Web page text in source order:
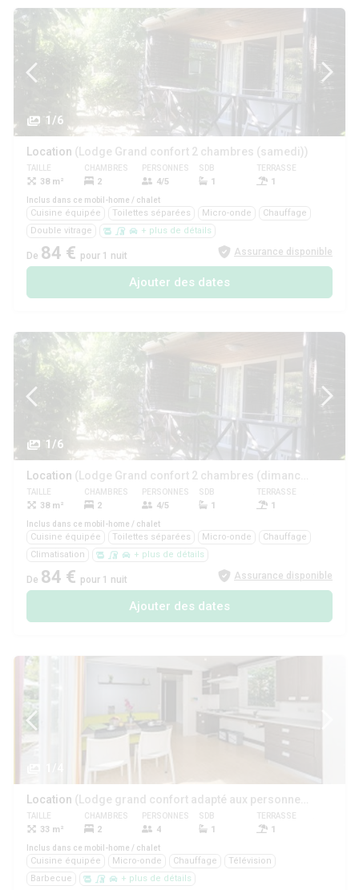
1/6
Location (Lodge Grand confort 2 chambres (samedi))
TAILLE
38 m²
CHAMBRES
2
PERSONNES
4/5
SDB
1
TERRASSE
1
Inclus dans ce mobil-home / chalet
Cuisine équipée Toilettes séparées Micro-onde
Chauffage
Double vitrage
+ plus de détails
De 84 € pour 1 nuit Assurance disponible
Ajouter des dates
1/6
Location (Lodge Grand confort 2 chambres (dimanche))
TAILLE
38 m²
CHAMBRES
2
PERSONNES
4/5
SDB
1
TERRASSE
1
Inclus dans ce mobil-home / chalet
Cuisine équipée Toilettes séparées Micro-onde
Chauffage
Climatisation
+ plus de détails
De 84 € pour 1 nuit Assurance disponible
Ajouter des dates
Location (Lodge grand confort adapté aux personnes à mobilité réduite)
TAILLE
33 m²
CHAMBRES
2
PERSONNES
4
SDB
1
TERRASSE
1
Inclus dans ce mobil-home / chalet
Cuisine équipée Micro-onde Chauffage
Télévision
Barbecue
+ plus de détails